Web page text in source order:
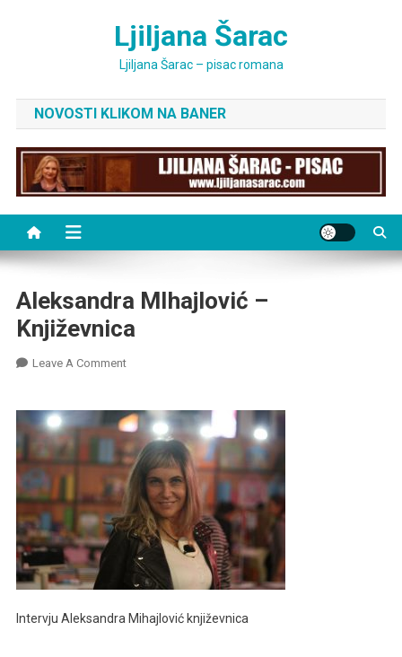
Ljiljana Šarac
Ljiljana Šarac – pisac romana
NOVOSTI KLIKOM NA BANER
Aleksandra MIhajlović –
Književnica
Leave A CommentOn
–
Književnica
Intervju Aleksandra Mihajlović književnica